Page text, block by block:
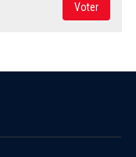
Voter